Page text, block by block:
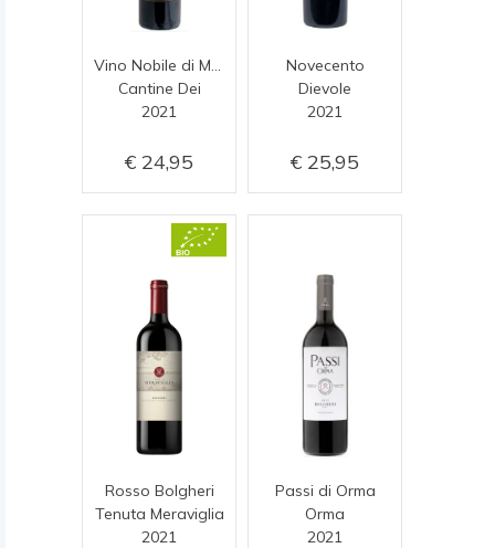
Cantine Dei
2021
24,95
Novecento
Dievole
2021
25,95
Rosso Bolgheri
Tenuta Meraviglia
2021
Passi di Orma
Orma
2021